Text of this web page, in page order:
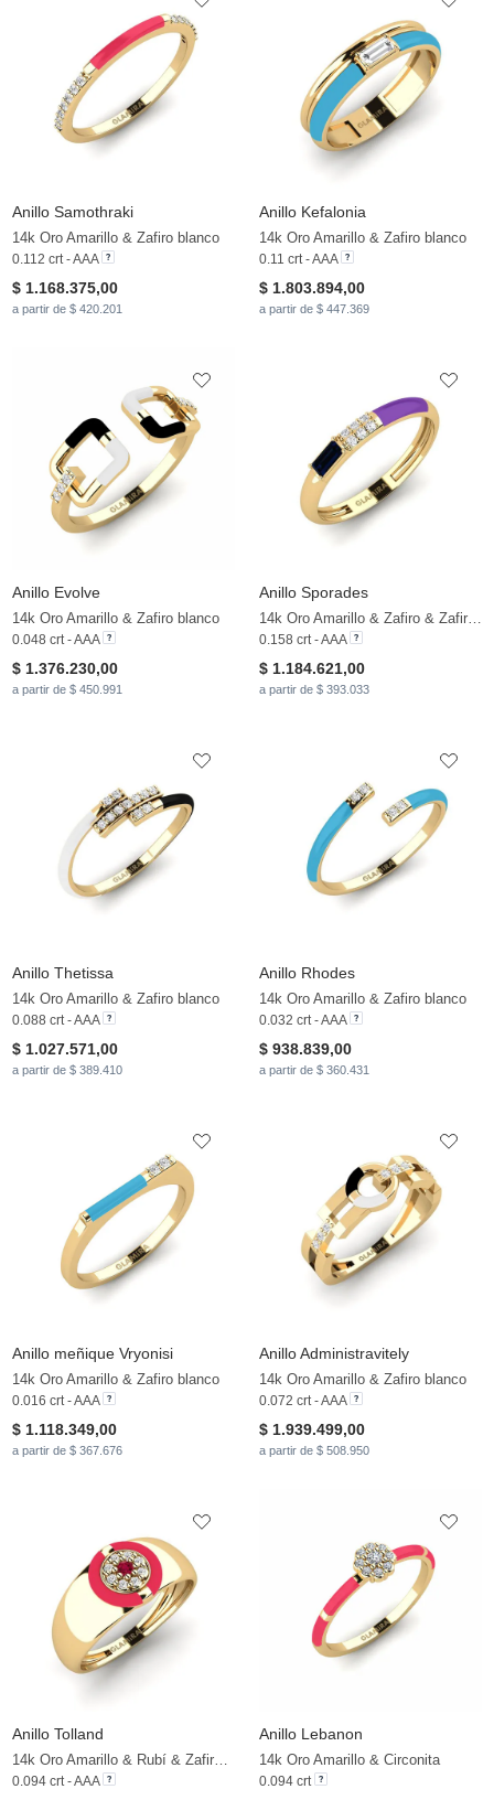
Anillo Samothraki
14k Oro Amarillo & Zafiro blanco
0.112 crt - AAA
$ 1.168.375,00
a partir de $ 420.201
Anillo Kefalonia
14k Oro Amarillo & Zafiro blanco
0.11 crt - AAA
$ 1.803.894,00
a partir de $ 447.369
Anillo Evolve
14k Oro Amarillo & Zafiro blanco
0.048 crt - AAA
$ 1.376.230,00
a partir de $ 450.991
Anillo Sporades
14k Oro Amarillo & Zafiro & Zafiro blanco
0.158 crt - AAA
$ 1.184.621,00
a partir de $ 393.033
Anillo Thetissa
14k Oro Amarillo & Zafiro blanco
0.088 crt - AAA
$ 1.027.571,00
a partir de $ 389.410
Anillo Rhodes
14k Oro Amarillo & Zafiro blanco
0.032 crt - AAA
$ 938.839,00
a partir de $ 360.431
Anillo meñique Vryonisi
14k Oro Amarillo & Zafiro blanco
0.016 crt - AAA
$ 1.118.349,00
a partir de $ 367.676
Anillo Administravitely
14k Oro Amarillo & Zafiro blanco
0.072 crt - AAA
$ 1.939.499,00
a partir de $ 508.950
Anillo Tolland
14k Oro Amarillo & Rubí & Zafiro blanco
0.094 crt - AAA
Anillo Lebanon
14k Oro Amarillo & Circonita
0.094 crt